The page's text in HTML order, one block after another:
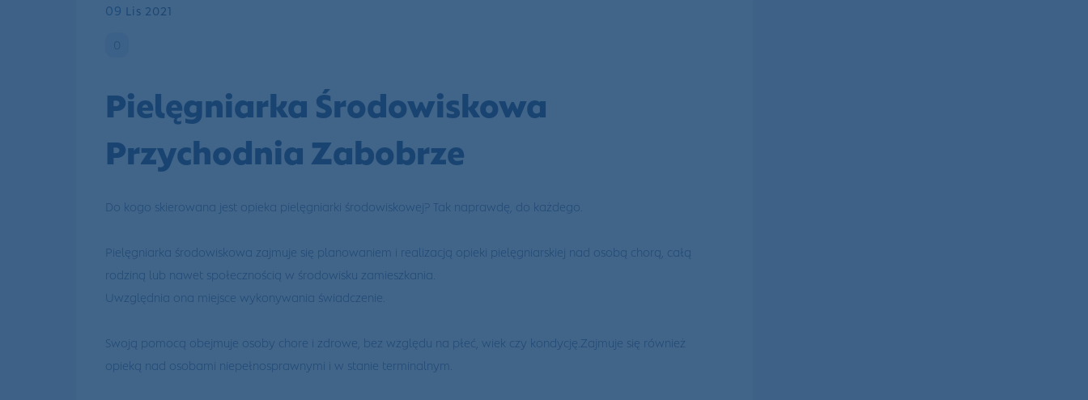
09 Lis 2021
0
Pielęgniarka Środowiskowa
Przychodnia Zabobrze
Do kogo skierowana jest opieka pielęgniarki środowiskowej? Tak naprawdę, do każdego.
Pielęgniarka środowiskowa zajmuje się planowaniem i realizacją opieki pielęgniarskiej nad osobą chorą, całą
rodziną lub nawet społecznością w środowisku zamieszkania.
Uwzględnia ona miejsce wykonywania świadczenie.
Swoją pomocą obejmuje osoby chore i zdrowe, bez względu na płeć, wiek czy kondycję.Zajmuje się również
opieką nad osobami niepełnosprawnymi i w stanie terminalnym.